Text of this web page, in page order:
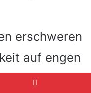
erschweren
auf engen